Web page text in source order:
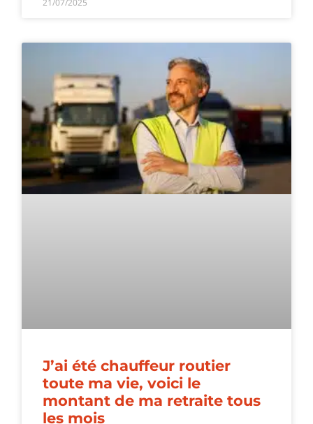
J’ai été chauffeur routier
toute ma vie, voici le
montant de ma retraite tous
les mois